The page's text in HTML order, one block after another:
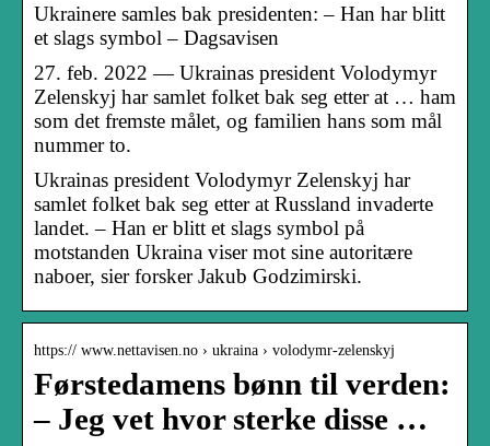
Ukrainere samles bak presidenten: – Han har blitt
et slags symbol – Dagsavisen
27. feb. 2022 — Ukrainas president Volodymyr
Zelenskyj har samlet folket bak seg etter at … ham
som det fremste målet, og familien hans som mål
nummer to.
Ukrainas president Volodymyr Zelenskyj har
samlet folket bak seg etter at Russland invaderte
landet. – Han er blitt et slags symbol på
motstanden Ukraina viser mot sine autoritære
naboer, sier forsker Jakub Godzimirski.
https:// www.nettavisen.no › ukraina › volodymr-zelenskyj
Førstedamens bønn til verden:
– Jeg vet hvor sterke disse …